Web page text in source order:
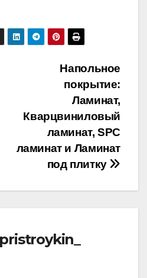
Напольное
покрытие:
Ламинат,
Кварцвиниловый
ламинат, SPC
ламинат и Ламинат
под плитку
pristroykin_